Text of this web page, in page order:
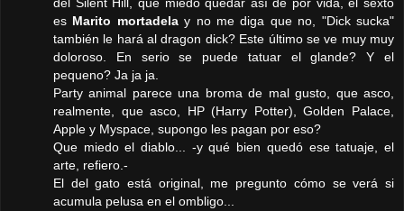
del Silent Hill, que miedo quedar así de por vida, el sexto
es Marito mortadelay no me diga que no, "Dick sucka"
también le hará al dragon dick? Este último se ve muy muy
doloroso. En serio se puede tatuar el glande? Y el
pequeno? Ja ja ja.
Party animal parece una broma de mal gusto, que asco,
realmente, que asco, HP (Harry Potter), Golden Palace,
Apple y Myspace, supongo les pagan por eso?
Que miedo el diablo... -y qué bien quedó ese tatuaje, el
arte, refiero.-
El del gato está original, me pregunto cómo se verá si
acumula pelusa en el ombligo...